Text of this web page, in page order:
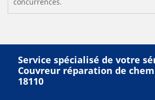
Service spécialisé de votre
Couvreur réparation de
18110